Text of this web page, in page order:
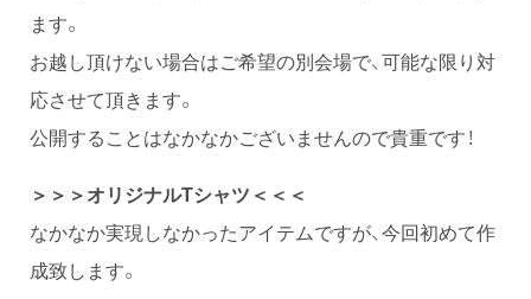
ます。
お越し頂けない場合はご希望の別会場で、可能な限り対
応させて頂きます。
公開することはなかなかございませんので貴重です！
＞＞＞オリジナルTシャツ＜＜＜
なかなか実現しなかったアイテムですが、今回初めて作
成致します。